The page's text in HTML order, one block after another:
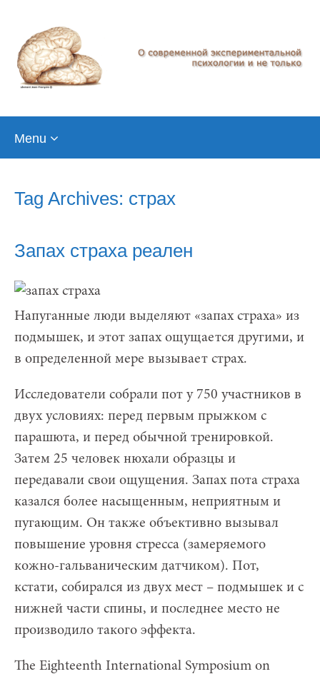
Menu
Tag Archives: страх
Запах страха реален
Напуганные люди выделяют «запах страха» из
подмышек, и этот запах ощущается другими, и
в определенной мере вызывает страх.
Исследователи собрали пот у 750 участников в
двух условиях: перед первым прыжком с
парашюта, и перед обычной тренировкой.
Затем 25 человек нюхали образцы и
передавали свои ощущения. Запах пота страха
казался более насыщенным, неприятным и
пугающим. Он также объективно вызывал
повышение уровня стресса (замеряемого
кожно-гальваническим датчиком). Пот,
кстати, собирался из двух мест – подмышек и с
нижней части спины, и последнее место не
производило такого эффекта.
The Eighteenth International Symposium on